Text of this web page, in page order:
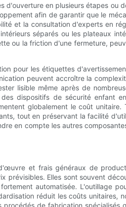
en plusieurs étapes ou
afin de garantir que le
et la consultation d'experts en
séparés ou les plateaux
ou la friction d'une fermeture,
pour les étiquettes
peuvent accroître la
lisible même après de
dispositifs de sécurité enfant
globalement le coût unitaire.
tout en préservant la facilité
en compte les autres
et frais généraux de
Elles sont souvent
automatisée. L'outillage
réduit les coûts unitaires,
de fabrication spécialisés